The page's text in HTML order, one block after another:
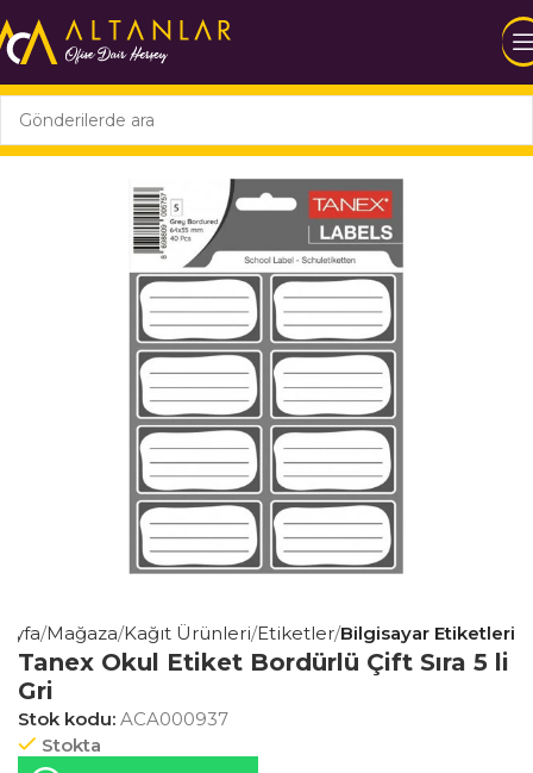
Mağaza Kağıt Ürünleri Etiketler Bilgisayar Etiketleri
Tanex Okul Etiket Bordürlü Çift Sıra 5 li
Gri
Stok kodu: ACA000937
Stokta